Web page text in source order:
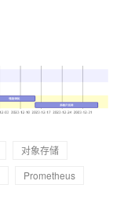
对象存储
Prometheus